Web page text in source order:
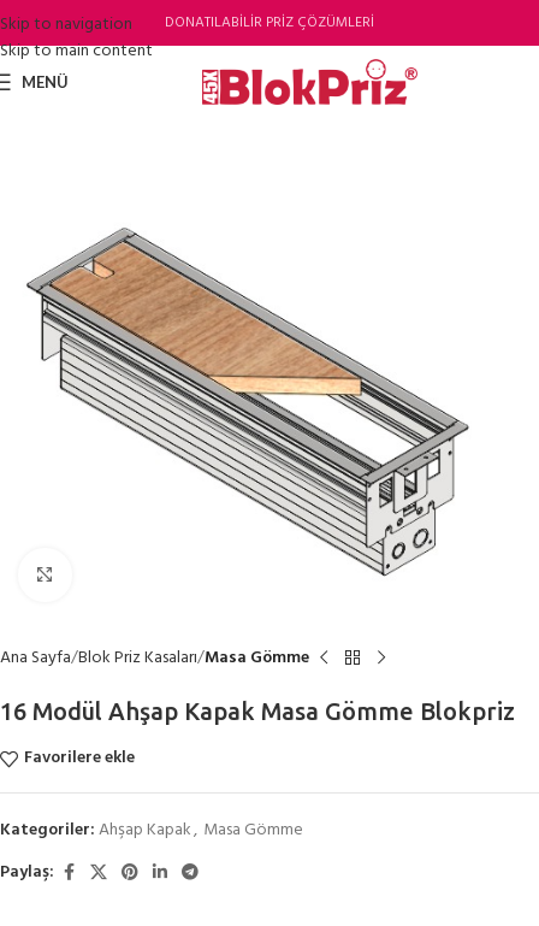
Skip to navigation
Skip to main content
DONATILABİLİR PRİZ ÇÖZÜMLERİ
MENÜ
Ana Sayfa Blok Priz Kasaları Masa Gömme
16 Modül Ahşap Kapak Masa Gömme Blokpriz
Favorilere ekle
Kategoriler:Ahşap Kapak, Masa Gömme
Paylaş: